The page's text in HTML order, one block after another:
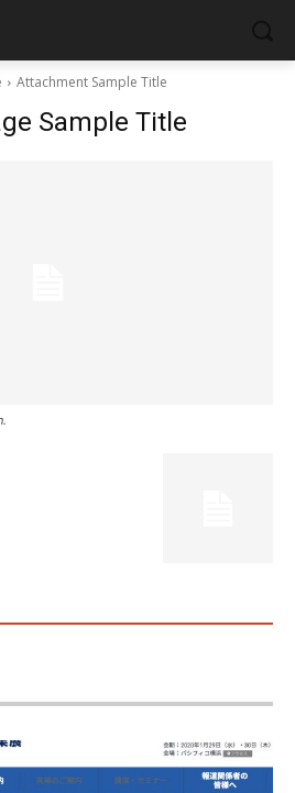
Attachment Sample Title
Sample Title